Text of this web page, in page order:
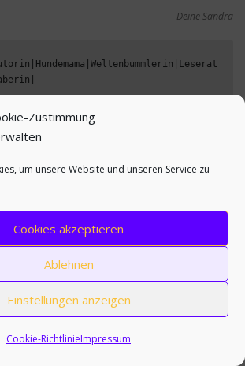
Zustimmung
um unsere Website und unseren Service zu
Cookies akzeptieren
Ablehnen
Einstellungen anzeigen
Cookie-RichtlinieImpressum
Deine Sandra
IN
,BACKPACKING,ERFAHRUNGSBERICHT,
,YAKUSHIMA
KOMMENTAR